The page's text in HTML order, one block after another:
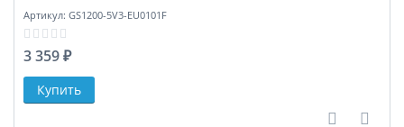
Артикул: GS1200-5V3-EU0101F
3 359 ₽